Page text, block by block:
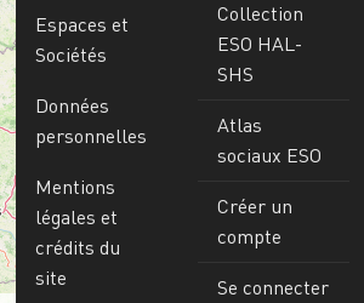
Espaces et
Sociétés
Données
personnelles
Mentions
légales et
crédits du
site
Collection
ESO HAL-
SHS
Atlas
sociaux ESO
Créer un
compte
Se connecter